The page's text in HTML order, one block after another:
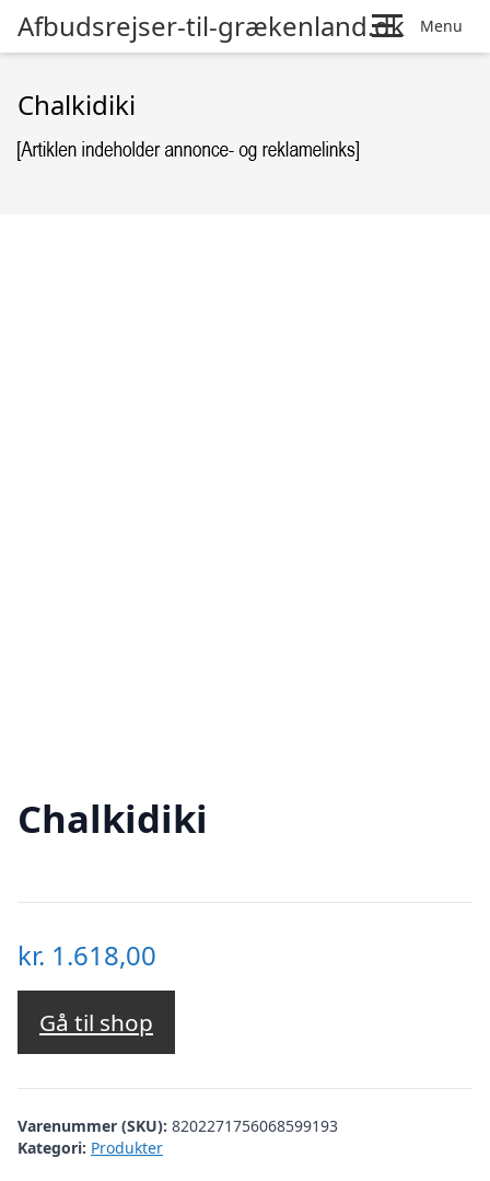
Afbudsrejser-til-grækenland.dk Menu
Chalkidiki
Chalkidiki
kr. 1.618,00
Gå til shop
Varenummer (SKU): 8202271756068599193
Kategori: Produkter